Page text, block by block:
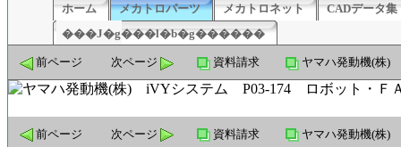
ホーム メカトロパーツ メカトロネット
CADデータ集
���J�g���l�b�g������
前ページ 次ページ 資料請求 ヤマハ発動機(株)
前ページ 次ページ 資料請求 ヤマハ発動機(株)